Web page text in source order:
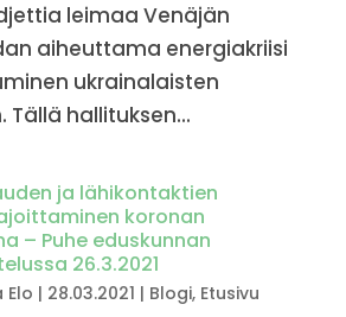
leimaa Venäjän
aiheuttama energiakriisi
ukrainalaisten
hallituksen...
ja lähikontaktien
koronan
– Puhe eduskunnan
26.3.2021
Elo | 28.03.2021 | Blogi, Etusivu